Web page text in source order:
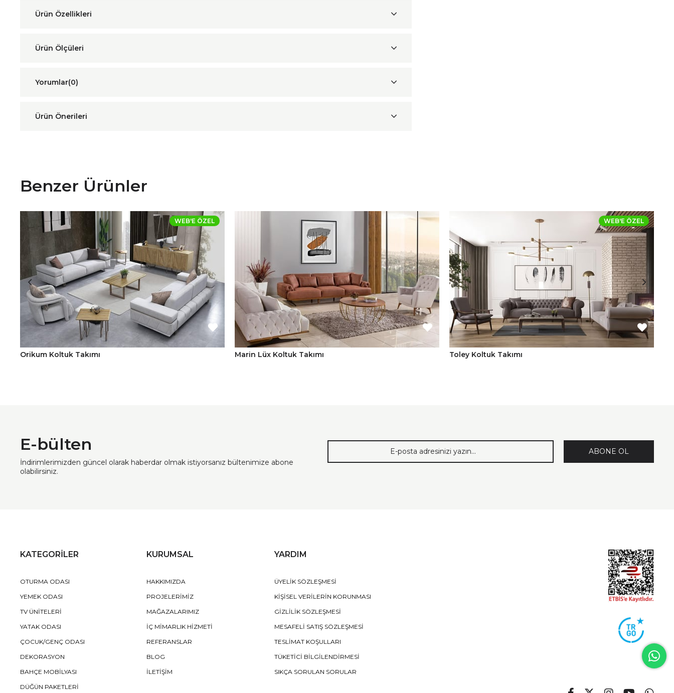
Ürün Özellikleri
Yorumlar(0)
Ürün Önerileri
Benzer Ürünler
Orikum Koltuk Takımı
WEB'E ÖZEL
Marin Lüx Koltuk Takımı Toley Koltuk Takımı
WEB'E ÖZEL
E-bülten
İndirimlerimizden güncel olarak haberdar olmak istiyorsanız bültenimize abone
olabilirsiniz.
ABONE OL
KATEGORİLER
OTURMA ODASI
YEMEK ODASI
TV ÜNİTELERİ
YATAK ODASI
ÇOCUK/GENÇ ODASI
DEKORASYON
BAHÇE MOBİLYASI
DÜĞÜN PAKETLERİ
KURUMSAL
HAKKIMIZDA
PROJELERİMİZ
MAĞAZALARIMIZ
İÇ MİMARLIK HİZMETİ
REFERANSLAR
BLOG
İLETİŞİM
YARDIM
ÜYELİK SÖZLEŞMESİ
KİŞİSEL VERİLERİN KORUNMASI
GİZLİLİK SÖZLEŞMESİ
MESAFELİ SATIŞ SÖZLEŞMESİ
TESLİMAT KOŞULLARI
TÜKETİCİ BİLGİLENDİRMESİ
SIKÇA SORULAN SORULAR